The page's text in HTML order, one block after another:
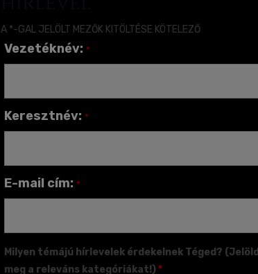
A *-GAL JELÖLT MEZŐK KITÖLTÉSE KÖTELEZŐ
Vezetéknév: *
Keresztnév: *
E-mail cím: *
Milyen témájú hírlevelek érdekelnek Téged? (Jelöld
meg a releváns kategóriákat!) *